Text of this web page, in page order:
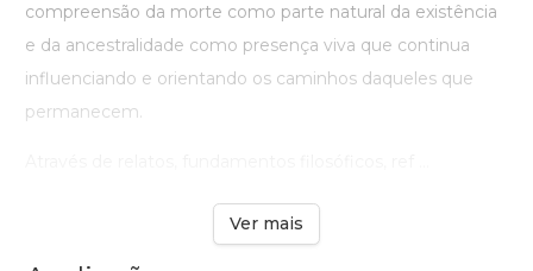
compreensão da morte como parte natural da existência
e da ancestralidade como presença viva que continua
influenciando e orientando os caminhos daqueles que
permanecem.
Ver mais